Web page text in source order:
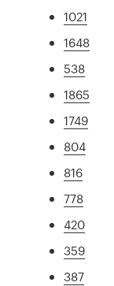
1021
1648
538
1865
1749
804
816
778
420
359
387